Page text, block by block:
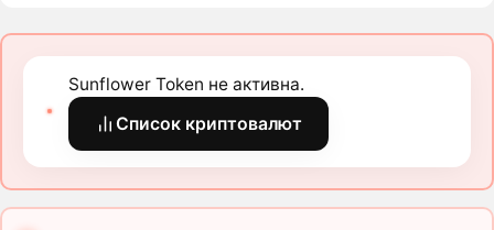
Sunflower Token не активна.
Список криптовалют